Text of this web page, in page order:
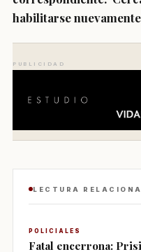
habilitarse
PUBLICIDAD
LECTURA
POLICIALES
Fatal encerrona: